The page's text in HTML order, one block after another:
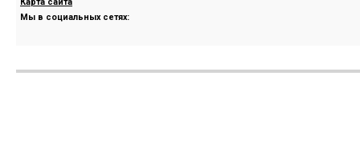
Карта сайта
Мы в социальных сетях: